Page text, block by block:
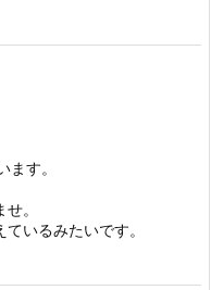
す。
。
いるみたいです。